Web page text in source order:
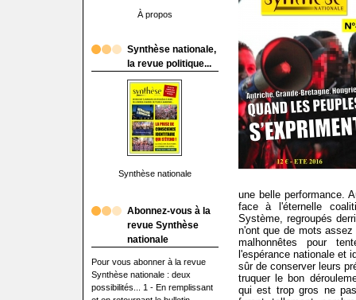
À propos
Synthèse nationale,
la revue politique...
Synthèse nationale
Abonnez-vous à la
revue Synthèse
nationale
Pour vous abonner à la revue
Synthèse nationale : deux
possibilités... 1 - En remplissant
une belle performance.
face à l'éternelle
Système, regroupés
n'ont que de mots
malhonnêtes pour
l'espérance nationale et
sûr de conserver leurs
truquer le bon
qui est trop gros ne